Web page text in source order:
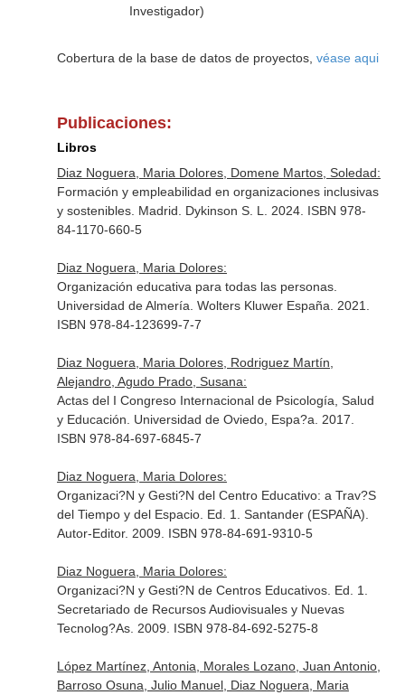
Investigador)
Cobertura de la base de datos de proyectos, véase aqui
Publicaciones:
Libros
Diaz Noguera, Maria Dolores, Domene Martos, Soledad:
Formación y empleabilidad en organizaciones inclusivas
y sostenibles. Madrid. Dykinson S. L. 2024. ISBN 978-
84-1170-660-5
Diaz Noguera, Maria Dolores:
Organización educativa para todas las personas.
Universidad de Almería. Wolters Kluwer España. 2021.
ISBN 978-84-123699-7-7
Diaz Noguera, Maria Dolores, Rodriguez Martín,
Alejandro, Agudo Prado, Susana:
Actas del I Congreso Internacional de Psicología, Salud
y Educación. Universidad de Oviedo, Espa?a. 2017.
ISBN 978-84-697-6845-7
Diaz Noguera, Maria Dolores:
Organizaci?N y Gesti?N del Centro Educativo: a Trav?S
del Tiempo y del Espacio. Ed. 1. Santander (ESPAÑA).
Autor-Editor. 2009. ISBN 978-84-691-9310-5
Diaz Noguera, Maria Dolores:
Organizaci?N y Gesti?N de Centros Educativos. Ed. 1.
Secretariado de Recursos Audiovisuales y Nuevas
Tecnolog?As. 2009. ISBN 978-84-692-5275-8
López Martínez, Antonia, Morales Lozano, Juan Antonio,
Barroso Osuna, Julio Manuel, Diaz Noguera, Maria